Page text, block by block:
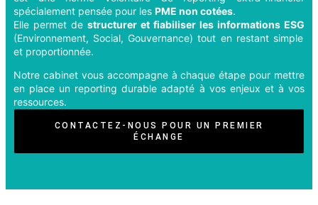
spécialement pensée pour les PME non cotées.
Elle permet de structurer et fiabiliser les informations ESG
(Environnement, Social, Gouvernance) tout en restant simple
et proportionnée.
Notre cabinet vous accompagne à chaque étape pour mettre
en place un reporting durable adapté à vos enjeux et à vos
ressources.
CONTACTEZ-NOUS POUR UN PREMIER
ÉCHANGE